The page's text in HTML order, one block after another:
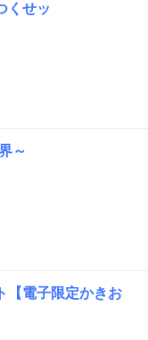
くせッ
～
【電子限定かきお